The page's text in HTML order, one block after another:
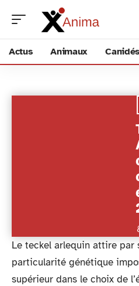
Actus Animaux Canidés
Le teckel arlequin attire par
particularité génétique
supérieur dans le choix de